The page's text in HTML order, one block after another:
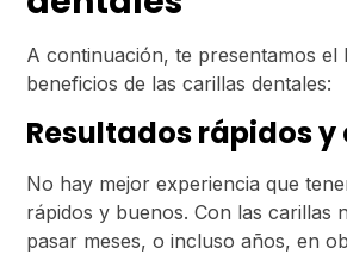
A continuación, te presentamos el
beneficios de las carillas dentales:
Resultados rápidos
No hay mejor experiencia que
rápidos y buenos. Con las carillas
pasar meses, o incluso años, en